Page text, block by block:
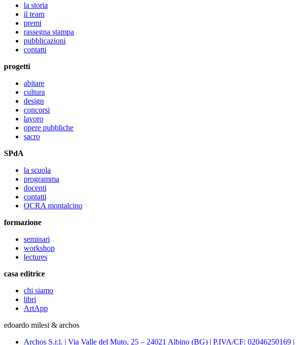
la storia
il team
premi
rassegna stampa
pubblicazioni
contatti
progetti
abitare
cultura
design
concorsi
lavoro
opere pubbliche
sacro
SPdA
la scuola
programma
docenti
contatti
OCRA montalcino
formazione
seminari
workshop
lectures
casa editrice
chi siamo
libri
ArtApp
edoardo milesi & archos
Archos S.r.l. | Via Valle del Muto, 25 – 24021 Albino (BG) | P.IVA/CF: